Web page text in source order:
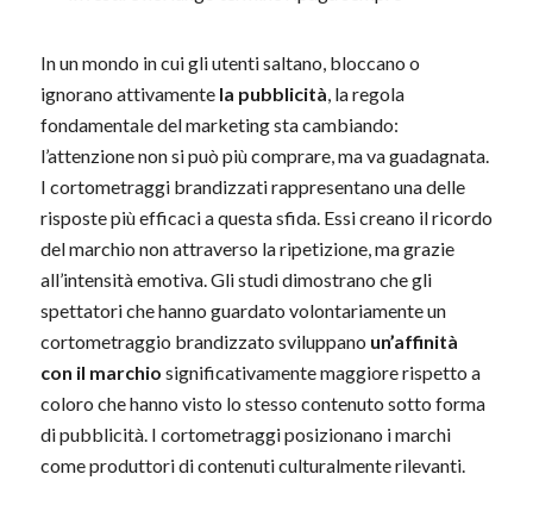
In un mondo in cui gli utenti saltano, bloccano o
ignorano attivamente la pubblicità, la regola
fondamentale del marketing sta cambiando:
l’attenzione non si può più comprare, ma va guadagnata.
I cortometraggi brandizzati rappresentano una delle
risposte più efficaci a questa sfida. Essi creano il ricordo
del marchio non attraverso la ripetizione, ma grazie
all’intensità emotiva. Gli studi dimostrano che gli
spettatori che hanno guardato volontariamente un
cortometraggio brandizzato sviluppano un’affinità
con il marchio significativamente maggiore rispetto a
coloro che hanno visto lo stesso contenuto sotto forma
di pubblicità. I cortometraggi posizionano i marchi
come produttori di contenuti culturalmente rilevanti.